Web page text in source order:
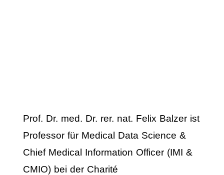
Prof. Dr. med. Dr. rer. nat. Felix Balzerist
Professor für Medical Data Science &
Chief Medical Information Officer (IMI &
CMIO) bei der Charité